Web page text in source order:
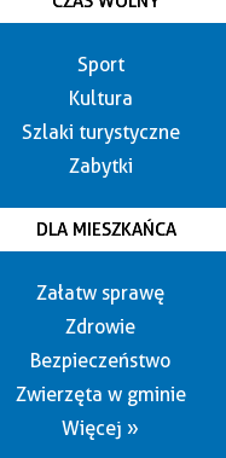
Sport
Kultura
Szlaki turystyczne
Zabytki
DLA MIESZKAŃCA
Załatw sprawę
Zdrowie
Bezpieczeństwo
Zwierzęta w gminie
Więcej »